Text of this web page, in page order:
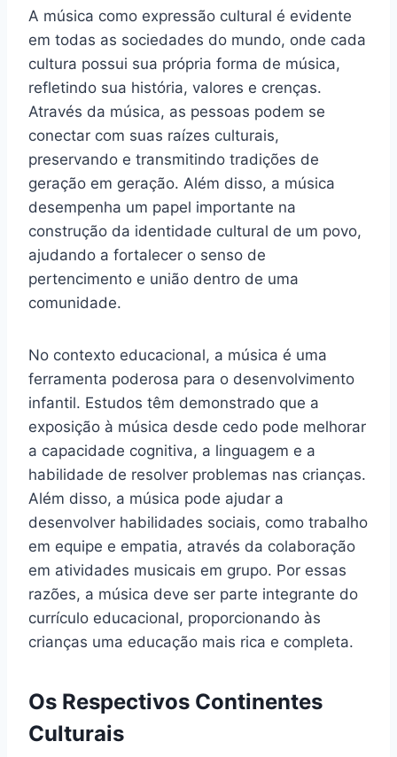
A música como expressão cultural é evidente
em todas as sociedades do mundo, onde cada
cultura possui sua própria forma de música,
refletindo sua história, valores e crenças.
Através da música, as pessoas podem se
conectar com suas raízes culturais,
preservando e transmitindo tradições de
geração em geração. Além disso, a música
desempenha um papel importante na
construção da identidade cultural de um povo,
ajudando a fortalecer o senso de
pertencimento e união dentro de uma
comunidade.
No contexto educacional, a música é uma
ferramenta poderosa para o desenvolvimento
infantil. Estudos têm demonstrado que a
exposição à música desde cedo pode melhorar
a capacidade cognitiva, a linguagem e a
habilidade de resolver problemas nas crianças.
Além disso, a música pode ajudar a
desenvolver habilidades sociais, como trabalho
em equipe e empatia, através da colaboração
em atividades musicais em grupo. Por essas
razões, a música deve ser parte integrante do
currículo educacional, proporcionando às
crianças uma educação mais rica e completa.
Os Respectivos Continentes
Culturais